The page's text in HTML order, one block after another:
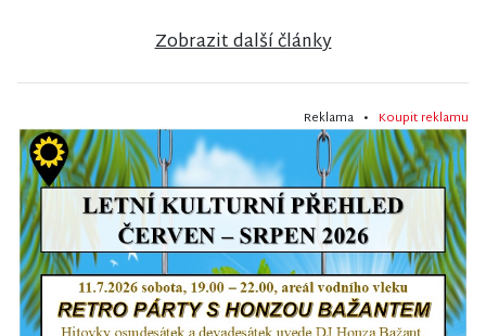
Zobrazit další články
Reklama • Koupit reklamu